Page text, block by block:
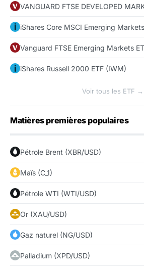
VANGUARD FTSE DEVELOPED
iShares Core MSCI Emerging
Vanguard FTSE Emerging Markets
iShares Russell 2000 ETF (IWM)
Voir tous les ETF →
Matières premières populaires
Pétrole Brent (XBR/USD)
Maïs (C_1)
Pétrole WTI (WTI/USD)
Or (XAU/USD)
Gaz naturel (NG/USD)
Palladium (XPD/USD)